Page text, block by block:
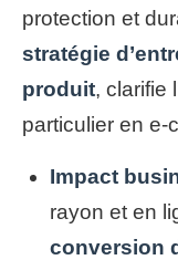
protection et
stratégie
produit, clarifie
particulier en
Impact
rayon et en
conversion